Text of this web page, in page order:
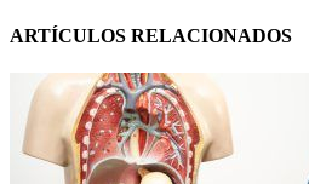
ARTÍCULOS RELACIONADOS